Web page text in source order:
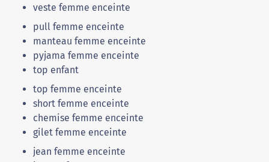
veste femme enceinte
pull femme enceinte
manteau femme enceinte
pyjama femme enceinte
top enfant
top femme enceinte
short femme enceinte
chemise femme enceinte
gilet femme enceinte
jean femme enceinte